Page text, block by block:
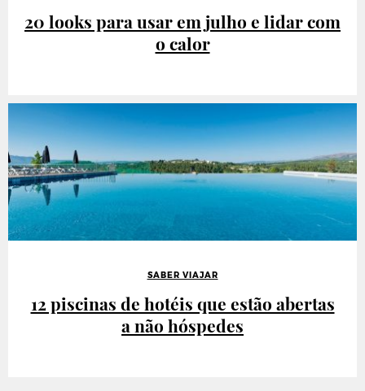
20 looks para usar em julho e lidar com
o calor
SABER VIAJAR
12 piscinas de hotéis que estão abertas
a não hóspedes